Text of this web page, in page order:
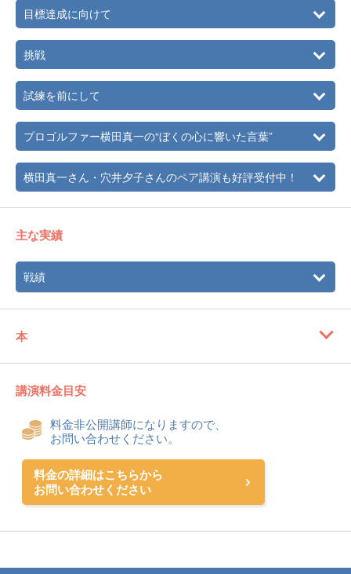
目標達成に向けて
挑戦
試練を前にして
プロゴルファー横田真一の“ぼくの心に響いた言葉”
横田真一さん・穴井夕子さんのペア講演も好評受付中！
主な実績
戦績
本
講演料金目安
料金非公開講師になりますので、
お問い合わせください。
料金の詳細はこちらから
お問い合わせください